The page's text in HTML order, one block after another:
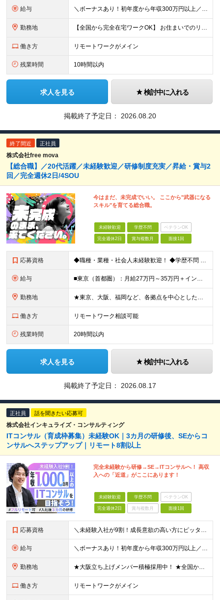
給与 ＼ボーナスあり！初年度から年収300万円以上／ ■月給24万2,200円～35万円＋賞与＋各種手当 ※経験・年齢・能力等を考慮し決定いたします。 ※上記金額には固定残業代（月30時間分、46,000
勤務地 【全国から完全在宅ワークOK】 お住まいでのリモートワーク、または首都圏（東京・神奈川・埼玉・千葉）・大阪のプロジェクト先での勤務となります。 ※転勤はありません。 ※現在は80％以上が在宅勤務での
働き方 リモートワークがメイン
残業時間 10時間以内
求人を見る 検討中に入れる
掲載終了予定日： 2026.08.20
終了間近 正社員
株式会社free mova
【総合職】／20代活躍／未経験歓迎／研修制度充実／昇給・賞与2
回／完全週休2日/4SOU
今はまだ、未完成でいい。 ここから"武器になる
スキル"を育てる総合職。
未経験歓迎 学歴不問 ベテランOK
完全週休2日 賞与複数月 面接1回
応募資格 ◆職種・業種・社会人未経験歓迎！ ◆学歴不問 ◆34歳以下の方 ※若年層の長期キャリア形成のため ◎メンバーの99％が未経験入社 ◎人柄・ポテンシャル重視採用 ◎早期から活躍したい方大歓迎 経験や
給与 ■東京（首都圏）：月給27万円～35万円＋インセンティブ ■大阪：月給25万円～35万円＋インセンティブ ■その他地方：月給23万円～35万円＋インセンティブ ※上記の額には下記の固定残業代を含みま
勤務地 ★東京、大阪、福岡など、各拠点を中心とした全国採用 ★仙台、名古屋で積極採用中 ★希望に沿わない転勤なし ★U・Iターン歓迎 ■東京本社 東京都渋谷区道玄坂2-25-12 道玄坂通3階3-1a ■
働き方 リモートワーク相談可能
残業時間 20時間以内
求人を見る 検討中に入れる
掲載終了予定日： 2026.08.17
正社員 話を聞きたい応募可
株式会社インキュライズ・コンサルティング
ITコンサル（育成枠募集）未経験OK｜3カ月の研修後、SEからコ
ンサルへステップアップ｜リモート8割以上
完全未経験から研修→SE→ITコンサルへ！ 高収
入への「近道」がここにあります！
未経験歓迎 学歴不問 ベテランOK
完全週休2日 賞与複数月 面接1回
応募資格 ＼未経験入社が9割！成長意欲の高い方にピッタリのポジションです／ 「経験も知識もゼロだけど、やってみたい」 ……そんな想いがあれば、ITの知識が全くない未経験の方でも大歓迎。 当社も全力でスキルアッ
給与 ＼ボーナスあり！初年度から年収300万円以上／ ■月給24万2,200円～35万円＋賞与＋各種手当 ※経験・年齢・能力等を考慮し決定いたします。 ※試用期間中（3カ月）は契約社員で、月給21万円＋諸
勤務地 ★大阪立ち上げメンバー積極採用中！ ★全国から完全在宅ワークOK お住まいでのリモートワーク、または首都圏（東京・神奈川・埼玉・千葉）・大阪のプロジェクト先での勤務となります。 ※転勤はありません
働き方 リモートワークがメイン